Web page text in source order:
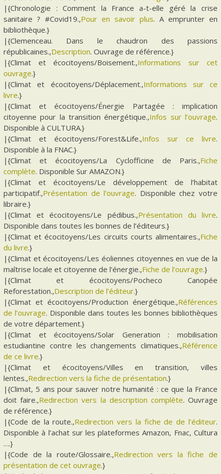
|{Chronologie : Comment la France a-t-elle géré la crise
sanitaire ? #Covid19.,Pour en savoir plus. A emprunter en
bibliothèque.}
|{Clemenceau. Dans le chaudron des passions
républicaines.,Description. Ouvrage de référence.}
|{Climat et écocitoyens/Boisement.,Informations sur cet
ouvrage.}
|{Climat et écocitoyens/Déplacement.,Informations sur ce
livre.}
|{Climat et écocitoyens/Énergie Partagée : implication
citoyenne pour la transition énergétique.,Infos sur l’ouvrage.
Disponible à CULTURA.}
|{Climat et écocitoyens/Forest&Life.,Infos sur ce livre.
Disponible à la FNAC.}
|{Climat et écocitoyens/La Cyclofficine de Paris.,Fiche
complète. Disponible Sur AMAZON.}
|{Climat et écocitoyens/Le développement de l’habitat
participatif.,Présentation de l’ouvrage. Disponible chez votre
libraire.}
|{Climat et écocitoyens/Le pédibus.,Présentation du livre.
Disponible dans toutes les bonnes de l’éditeurs.}
|{Climat et écocitoyens/Les circuits courts alimentaires.,Fiche
du livre.}
|{Climat et écocitoyens/Les éoliennes citoyennes en vue de la
maîtrise locale et citoyenne de l’énergie.,Fiche de l’ouvrage.}
|{Climat et écocitoyens/Pocheco Canopée
Reforestation.,Description de l’éditeur.}
|{Climat et écocitoyens/Production énergétique.,Références
de l’ouvrage. Disponible dans toutes les bonnes bibliothèques
de votre département.}
|{Climat et écocitoyens/Solar Generation : mobilisation
estudiantine contre les changements climatiques.,Référence
de ce livre.}
|{Climat et écocitoyens/Villes en transition, villes
lentes.,Redirection vers la fiche de présentation.}
|{Climat, 5 ans pour sauver notre humanité : ce que la France
doit faire.,Redirection vers la description complète. Ouvrage
de référence.}
|{Code de la route.,Redirection vers la fiche de de l’éditeur.
Disponible à l’achat sur les plateformes Amazon, Fnac, Cultura
….}
|{Code de la route/Glossaire.,Redirection vers la fiche de
présentation de cet ouvrage.}